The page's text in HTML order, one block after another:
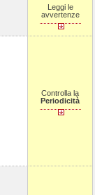
Leggi le
avvertenze
Controlla la
Periodicità